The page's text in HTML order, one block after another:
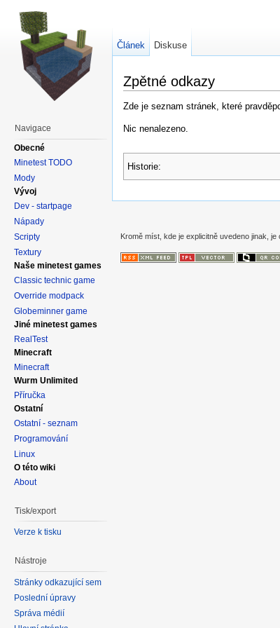
Zpětné odkazy
Zde je seznam stránek, které
Nic nenalezeno.
Historie:
Článek Diskuse
Navigace
Obecné
Minetest TODO
Mody
Vývoj
Dev - startpage
Nápady
Scripty
Textury
Naše minetest games
Classic technic game
Override modpack
Globeminner game
Jiné minetest games
RealTest
Minecraft
Minecraft
Wurm Unlimited
Příručka
Ostatní
Ostatní - seznam
Programování
Linux
O této wiki
About
Tisk/export
Verze k tisku
Nástroje
Stránky odkazující sem
Poslední úpravy
Správa médií
Kromě míst, kde je explicitně uvedeno jinak,